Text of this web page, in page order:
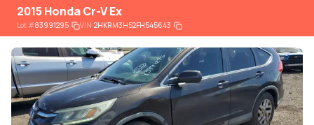
2015 Honda Cr-V Ex
Lot#83991295 VIN:2HKRM3H52FH545643